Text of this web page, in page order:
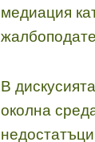
медиация
В
околна